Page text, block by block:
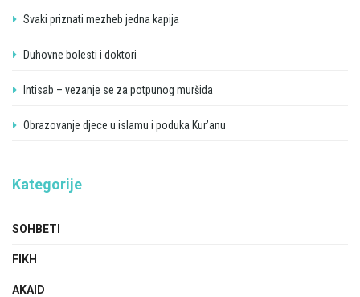
Svaki priznati mezheb jedna kapija
Duhovne bolesti i doktori
Intisab – vezanje se za potpunog muršida
Obrazovanje djece u islamu i poduka Kur’anu
Kategorije
SOHBETI
FIKH
AKAID